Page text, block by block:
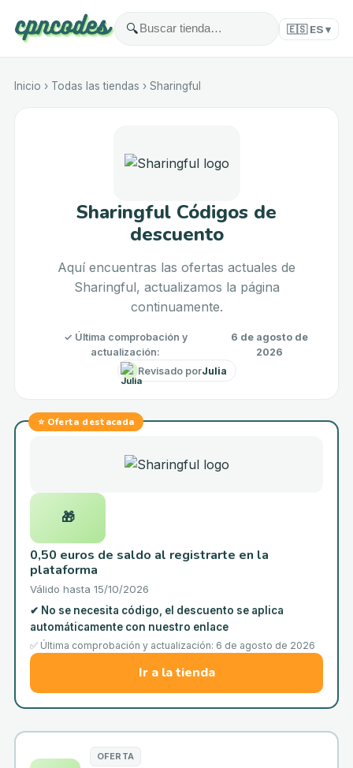
🔍 🇪🇸 ES▾
Inicio › Todas las tiendas › Sharingful
Sharingful Códigos de
descuento
Aquí encuentras las ofertas actuales de
Sharingful, actualizamos la página
continuamente.
✓ Última comprobación y
actualización:
6 de agosto de
2026
Revisado porJulia
⭐ Oferta destacada
🎁
0,50 euros de saldo al registrarte en la
plataforma
Válido hasta 15/10/2026
✔ No se necesita código, el descuento se aplica
automáticamente con nuestro enlace
✅ Última comprobación y actualización: 6 de agosto de 2026
Ir a la tienda
OFERTA